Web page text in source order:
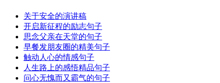
关于安全的演讲稿
开启新征程的励志句子
思念父亲在天堂的句子
早餐发朋友圈的精美句子
触动人心的情感句子
人生路上的感悟精品句子
问心无愧而又霸气的句子